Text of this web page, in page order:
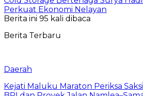
Perkuat Ekonomi Nelayan
Berita ini 95 kali dibaca
Berita Terbaru
Daerah
Kejati Maluku Maraton Periksa